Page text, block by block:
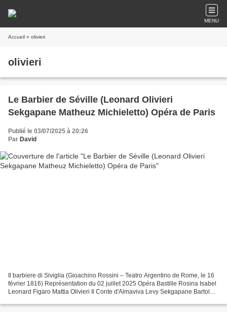
MENU
Accueil » olivieri
olivieri
Le Barbier de Séville (Leonard Olivieri
Sekgapane Matheuz Michieletto) Opéra de Paris
Publié le 03/07/2025 à 20:26
Par David
Il barbiere di Siviglia (Gioachino Rossini – Teatro Argentino de Rome, le 16
février 1816) Représentation du 02 juillet 2025 Opéra Bastille Rosina Isabel
Leonard Figaro Mattia Olivieri Il Conte d'Almaviva Levy Sekgapane Bartolo